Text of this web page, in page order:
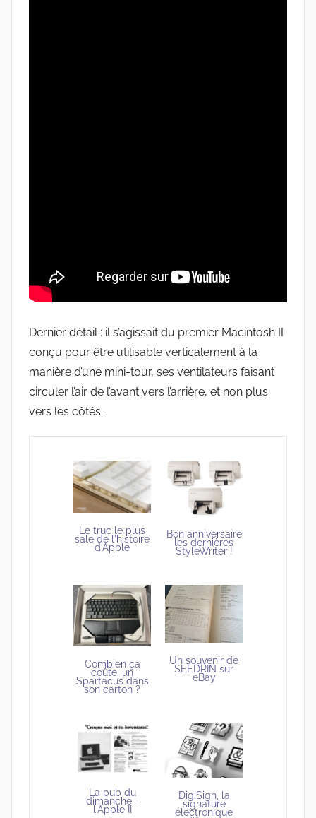
Dernier détail : il s’agissait du premier Macintosh II
conçu pour être utilisable verticalement à la
manière d’une mini-tour, ses ventilateurs faisant
circuler l’air de l’avant vers l’arrière, et non plus
vers les côtés.
Le truc le plus
sale de l'histoire
d'Apple
Bon anniversaire
les dernières
StyleWriter !
Combien ça
coûte, un
Spartacus dans
son carton ?
Un souvenir de
SEEDRIN sur
eBay
La pub du
dimanche -
l'Apple II
DigiSign, la
signature
électronique